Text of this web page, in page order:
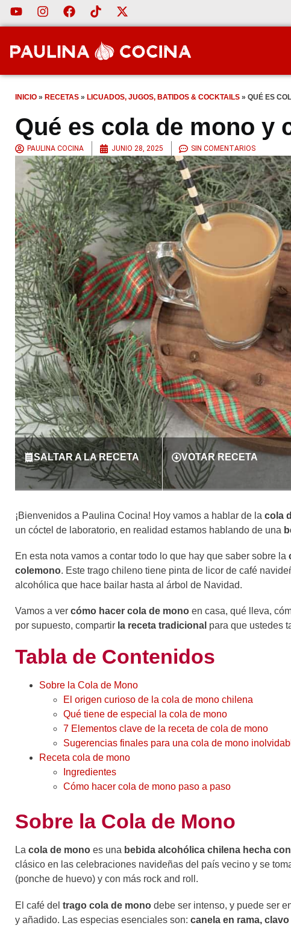
INICIO » RECETAS » LICUADOS, JUGOS, BATIDOS & COCKTAILS » QUÉ ES
Qué es cola de mono y
PAULINA COCINA JUNIO 28, 2025 SIN COMENTARIOS
SALTAR A LA RECETA VOTAR RECETA
¡Bienvenidos a Paulina Cocina! Hoy vamos a hablar de la cola
un cóctel de laboratorio, en realidad estamos hablando de una
En esta nota vamos a contar todo lo que hay que saber sobre la
colemono. Este trago chileno tiene pinta de licor de café
alcohólica que hace bailar hasta al árbol de Navidad.
Vamos a ver cómo hacer cola de mono en casa, qué lleva,
por supuesto, compartir la receta tradicional para que ustedes
Tabla de Contenidos
Sobre la Cola de Mono
El origen curioso de la cola de mono chilena
Qué tiene de especial la cola de mono
7 Elementos clave de la receta de cola de mono
Sugerencias finales para una cola de mono
Receta cola de mono
Ingredientes
Cómo hacer cola de mono paso a paso
Sobre la Cola de Mono
La cola de mono es una bebida alcohólica chilena hecha
clásico en las celebraciones navideñas del país vecino y se
(ponche de huevo) y con más rock and roll.
El café del trago cola de mono debe ser intenso, y puede ser
y añadido. Las especias esenciales son: canela en rama,